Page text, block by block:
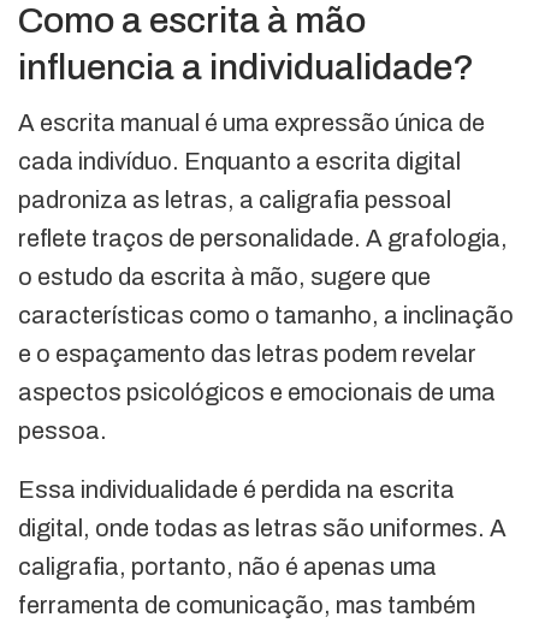
Como a escrita à mão
influencia a individualidade?
A escrita manual é uma expressão única de
cada indivíduo. Enquanto a escrita digital
padroniza as letras, a caligrafia pessoal
reflete traços de personalidade. A grafologia,
o estudo da escrita à mão, sugere que
características como o tamanho, a inclinação
e o espaçamento das letras podem revelar
aspectos psicológicos e emocionais de uma
pessoa.
Essa individualidade é perdida na escrita
digital, onde todas as letras são uniformes. A
caligrafia, portanto, não é apenas uma
ferramenta de comunicação, mas também